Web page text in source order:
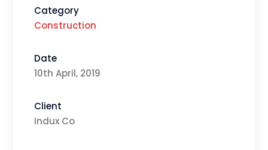
Category
Construction
Date
10th April, 2019
Client
Indux Co